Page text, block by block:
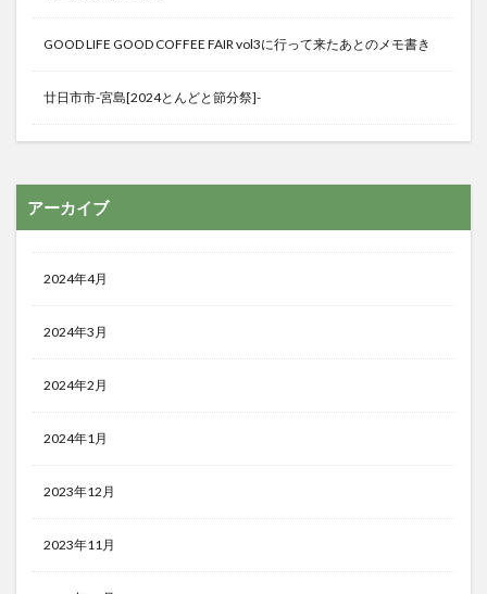
GOOD LIFE GOOD COFFEE FAIR vol3に行って来たあとのメモ書き
廿日市市-宮島[2024とんどと節分祭]-
アーカイブ
2024年4月
2024年3月
2024年2月
2024年1月
2023年12月
2023年11月